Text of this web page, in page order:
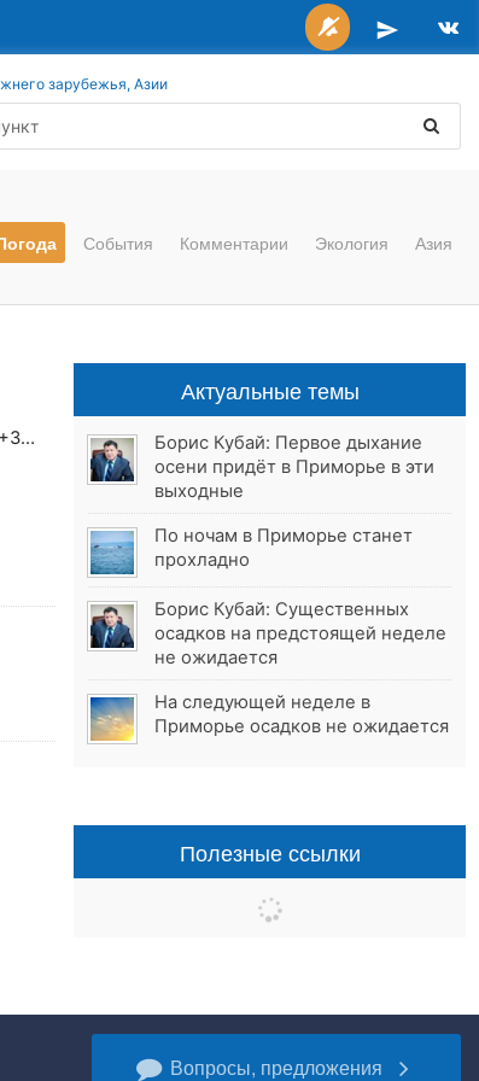
зарубежья, Азии
События Комментарии Экология Азия
Актуальные темы
Борис Кубай: Первое дыхание
осени придёт в Приморье в эти
выходные
По ночам в Приморье станет
прохладно
Борис Кубай: Существенных
осадков на предстоящей неделе
не ожидается
На следующей неделе в
Приморье осадков не ожидается
Полезные ссылки
Вопросы, предложения